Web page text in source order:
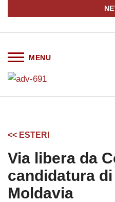
<< ESTERI
Via libera da
candidatura
Moldavia